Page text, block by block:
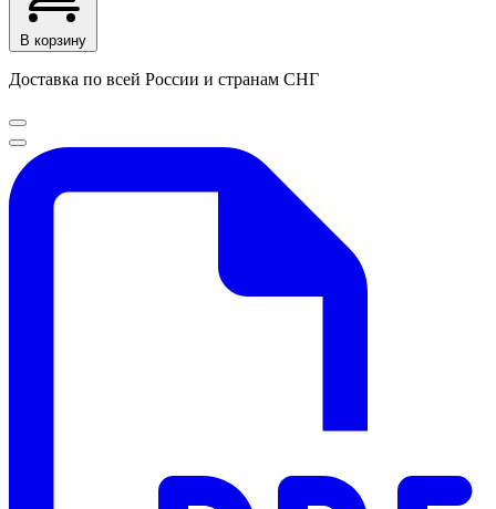
В корзину
Доставка по всей России и странам СНГ